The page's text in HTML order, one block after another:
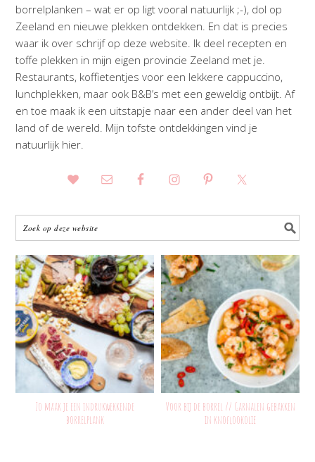
borrelplanken – wat er op ligt vooral natuurlijk ;-), dol op
Zeeland en nieuwe plekken ontdekken. En dat is precies
waar ik over schrijf op deze website. Ik deel recepten en
toffe plekken in mijn eigen provincie Zeeland met je.
Restaurants, koffietentjes voor een lekkere cappuccino,
lunchplekken, maar ook B&B’s met een geweldig ontbijt. Af
en toe maak ik een uitstapje naar een ander deel van het
land of de wereld. Mijn tofste ontdekkingen vind je
natuurlijk hier.
Zo maak je een indrukwekkende
borrelplank
Voor bij de borrel // Garnalen gebakken
in knoflookolie